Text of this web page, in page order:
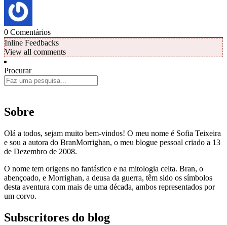
0 Comentários
Inline Feedbacks
View all comments
Procurar
Sobre
Olá a todos, sejam muito bem-vindos! O meu nome é Sofia Teixeira
e sou a autora do BranMorrighan, o meu blogue pessoal criado a 13
de Dezembro de 2008.
O nome tem origens no fantástico e na mitologia celta. Bran, o
abençoado, e Morrighan, a deusa da guerra, têm sido os símbolos
desta aventura com mais de uma década, ambos representados por
um corvo.
Subscritores do blog